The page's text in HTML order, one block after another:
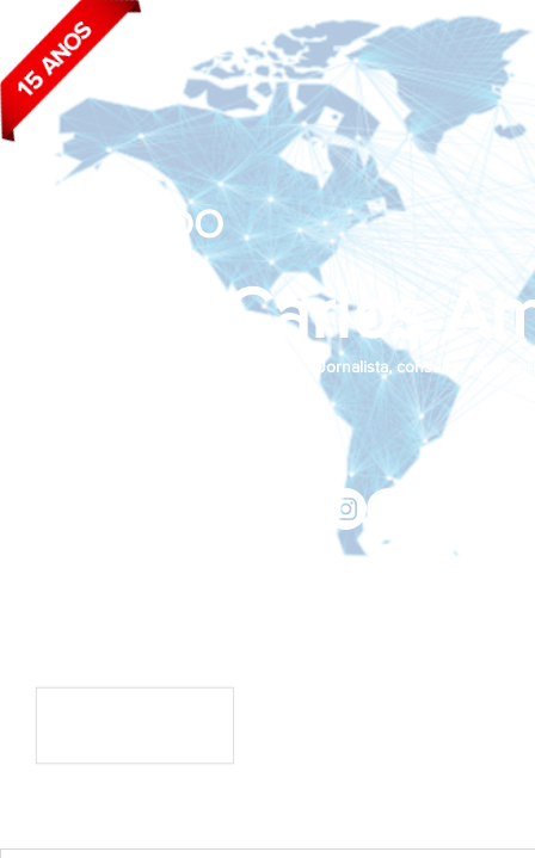
João Carlos
BLOG DO
Jornalista, consultor de